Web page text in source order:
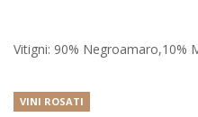
Vitigni: 90% Negroamaro,10%
VINI ROSATI